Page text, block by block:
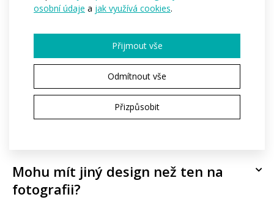
osobní údaje a jak využívá cookies.
Přijmout vše
Odmítnout vše
Přizpůsobit
Které části produktu mohou být
potištěné?
Je potisk zahrnutý v ceně, nebo se
Mohu mít jiný design než ten na
fotografii?